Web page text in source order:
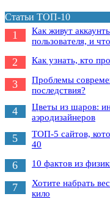
Статьи ТОП-10
1
Как живут
пользователя, и
2 Как узнать, кто
3
Проблемы
последствия?
4
Цветы из шаров:
аэродизайнеров
5
ТОП-5 сайтов,
40
6 10 фактов из
7
Хотите набрать
кило